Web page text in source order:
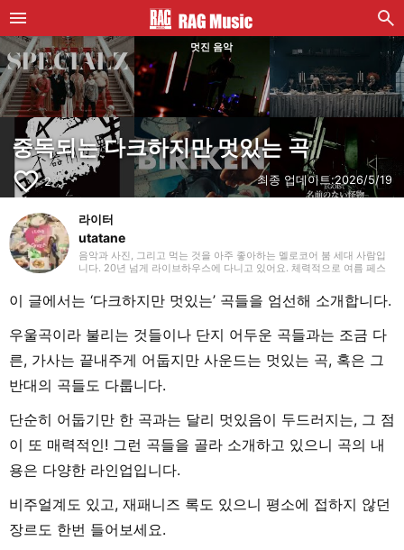
멋진 음악
중독되는 다크하지만 멋있는 곡
favorite_border 2 최종 업데이트:2026/5/19
라이터
utatane
음악과 사진, 그리고 먹는 것을 아주 좋아하는 멜로코어 붐 세대 사람입
니다. 20년 넘게 라이브하우스에 다니고 있어요. 체력적으로 여름 페스
곤 합니다. 영어가 능숙하지 않아서 직설적으로 와 닿는 일본 록을 자주
듣지만, 추천을 받으면 국외/국내 가리지 않고 얕고 넓게 뭐든지 들어요.
기도 합니다.
이 글에서는 ‘다크하지만 멋있는’ 곡들을 엄선해 소개합니다.
우울곡이라 불리는 것들이나 단지 어두운 곡들과는 조금 다
른, 가사는 끝내주게 어둡지만 사운드는 멋있는 곡, 혹은 그
반대의 곡들도 다룹니다.
단순히 어둡기만 한 곡과는 달리 멋있음이 두드러지는, 그 점
이 또 매력적인! 그런 곡들을 골라 소개하고 있으니 곡의 내
용은 다양한 라인업입니다.
비주얼계도 있고, 재패니즈 록도 있으니 평소에 접하지 않던
장르도 한번 들어보세요.